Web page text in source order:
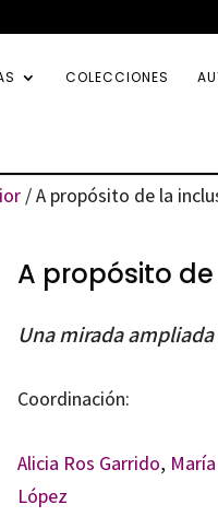
COLECCIONES
/ A propósito de la
A propósito
Una mirada
Coordinación:
Alicia Ros Garrido,
López